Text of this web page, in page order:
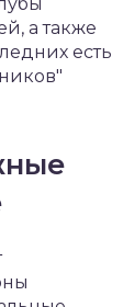
а также
есть